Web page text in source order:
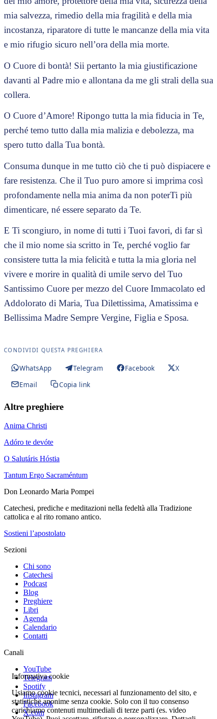
mia salvezza, rimedio della mia fragilità e della mia
incostanza, riparatore di tutte le mancanze della mia vita
e mio rifugio sicuro nell’ora della mia morte.
O Cuore di bontà! Sii pertanto la mia giustificazione
davanti al Padre mio e allontana da me gli strali della sua
collera.
O Cuore d’Amore! Ripongo tutta la mia fiducia in Te,
perché temo tutto dalla mia malizia e debolezza, ma
spero tutto dalla Tua bontà.
Consuma dunque in me tutto ciò che ti può dispiacere e
fare resistenza. Che il Tuo puro amore si imprima così
profondamente nella mia anima da non poterTi più
dimenticare, né essere separato da Te.
E Ti scongiuro, in nome di tutti i Tuoi favori, di far sì
che il mio nome sia scritto in Te, perché voglio far
consistere tutta la mia felicità e tutta la mia gloria nel
vivere e morire in qualità di umile servo del Tuo
Santissimo Cuore per mezzo del Cuore Immacolato ed
Addolorato di Maria, Tua Dilettissima, Amatissima e
Bellissima Madre Sempre Vergine, Figlia e Sposa.
CONDIVIDI QUESTA PREGHIERA
WhatsApp Telegram Facebook
X
Email
Copia link
Altre preghiere
Anima Christi
Adóro te devóte
O Salutáris Hóstia
Tantum Ergo Sacraméntum
Don Leonardo Maria Pompei
Catechesi, prediche e meditazioni nella fedeltà alla Tradizione
cattolica e al rito romano antico.
Sostieni l’apostolato
Sezioni
Chi sono
Catechesi
Podcast
Blog
Preghiere
Libri
Agenda
Calendario
Contatti
Canali
YouTube
Telegram
Spotify
Instagram
Facebook
X.com
Informativa cookie
Usiamo cookie tecnici, necessari al funzionamento del sito, e
statistiche anonime senza cookie. Solo con il tuo consenso
carichiamo contenuti multimediali di terze parti (es. video